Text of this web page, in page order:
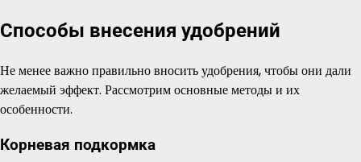
Способы внесения удобрений
Не менее важно правильно вносить удобрения, чтобы они дали
желаемый эффект. Рассмотрим основные методы и их
особенности.
Корневая подкормка